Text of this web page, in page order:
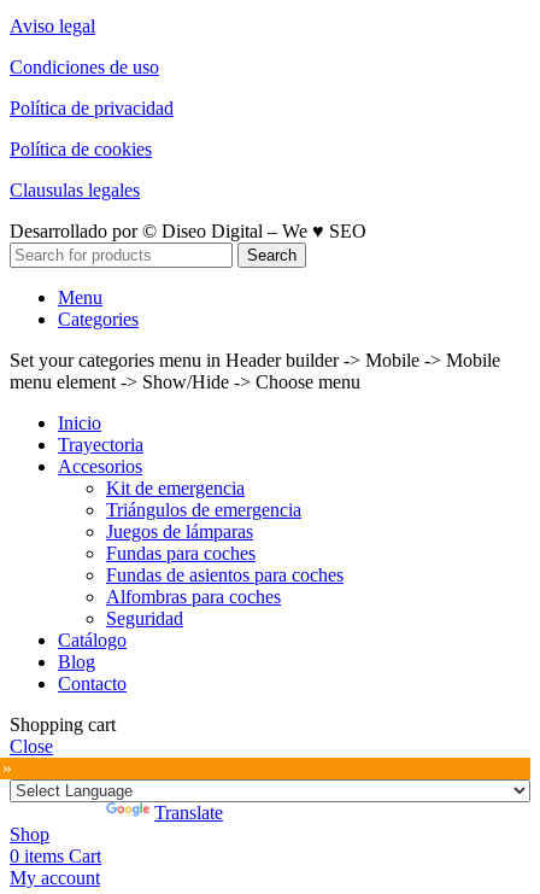
Aviso legal
Condiciones de uso
Política de privacidad
Política de cookies
Clausulas legales
Desarrollado por © Diseo Digital – We ♥ SEO
Search
Menu
Categories
Set your categories menu in Header builder -> Mobile -> Mobile
menu element -> Show/Hide -> Choose menu
Inicio
Trayectoria
Accesorios
Kit de emergencia
Triángulos de emergencia
Juegos de lámparas
Fundas para coches
Fundas de asientos para coches
Alfombras para coches
Seguridad
Catálogo
Blog
Contacto
Shopping cart
Close
Translate
Shop
0 items Cart
My account